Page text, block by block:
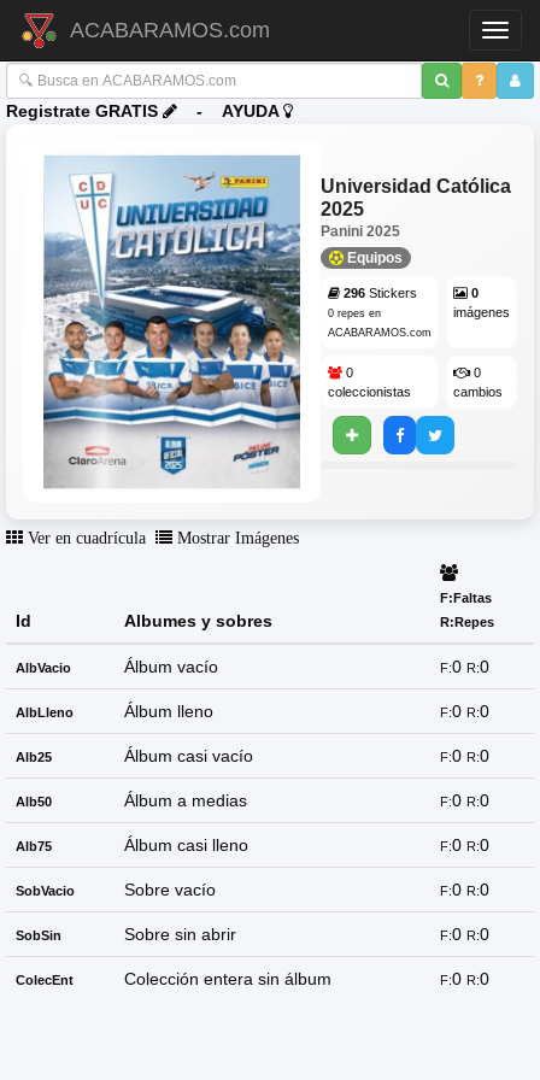
ACABARAMOS.com
Registrate GRATIS - AYUDA
Universidad Católica
2025
Panini 2025
Equipos
296 Stickers
0 repes en
ACABARAMOS.com
0
imágenes
0
coleccionistas
0
cambios
Ver en cuadrícula Mostrar Imágenes
Id Albumes y sobres
F:Faltas
R:Repes
AlbVacio Álbum vacío F:0 R:0
AlbLleno Álbum lleno F:0 R:0
Alb25 Álbum casi vacío F:0 R:0
Alb50 Álbum a medias F:0 R:0
Alb75 Álbum casi lleno F:0 R:0
SobVacio Sobre vacío F:0 R:0
SobSin Sobre sin abrir F:0 R:0
ColecEnt Colección entera sin álbum F:0 R:0